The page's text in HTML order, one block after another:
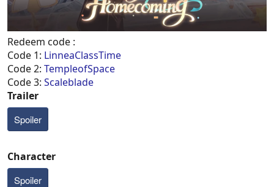
Redeem code :
Code 1: LinneaClassTime
Code 2: TempleofSpace
Code 3: Scaleblade
Trailer
Spoiler
Character
Spoiler